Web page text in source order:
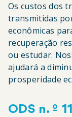
Os custos dos
transmitidas
econômicas
recuperação
ou estudar.
ajudará a
prosperidade
ODS n. º